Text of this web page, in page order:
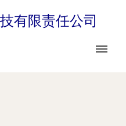
有限责任公司